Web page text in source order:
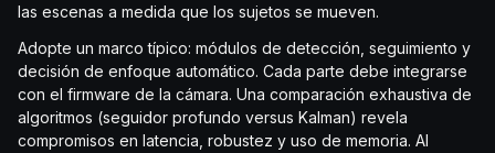
las escenas a medida que los sujetos se mueven.
Adopte un marco típico: módulos de detección, seguimiento y
decisión de enfoque automático. Cada parte debe integrarse
con el firmware de la cámara. Una comparación exhaustiva de
algoritmos (seguidor profundo versus Kalman) revela
compromisos en latencia, robustez y uso de memoria. Al